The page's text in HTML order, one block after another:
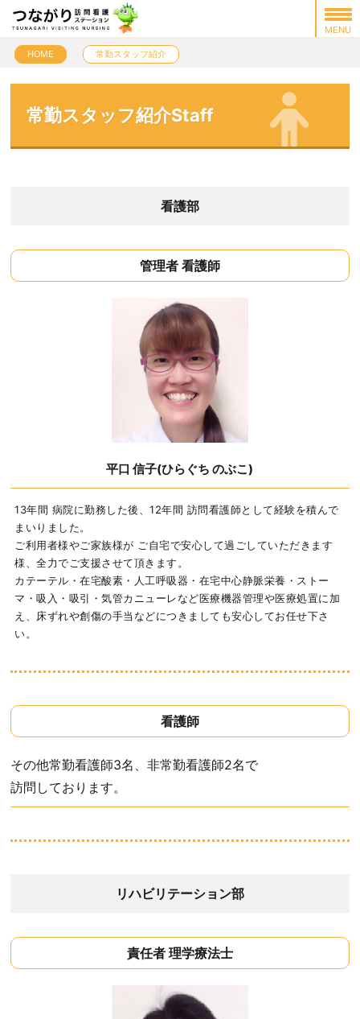
HOME 常勤スタッフ紹介
常勤スタッフ紹介Staff
看護部
管理者 看護師
平口 信子(ひらぐち のぶこ)
13年間 病院に勤務した後、12年間 訪問看護師として経験を積んで
まいりました。
ご利用者様やご家族様が ご自宅で安心して過ごしていただきます
様、全力で ご支援させて頂きます。
カテーテル・在宅酸素・人工呼吸器・在宅中心静脈栄養・ストー
マ・吸入・吸引・気管カニューレなど医療機器管理や医療処置に加
え、床ずれや創傷の手当などにつきましても安心してお任せ下さ
い。
看護師
その他常勤看護師3名、非常勤看護師2名で
訪問しております。
リハビリテーション部
責任者 理学療法士